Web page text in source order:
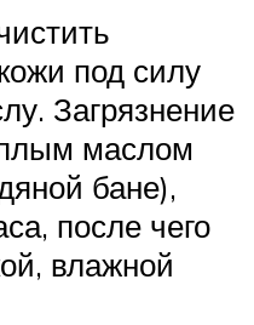
под силу
Загрязнение
маслом
бане),
после чего
влажной